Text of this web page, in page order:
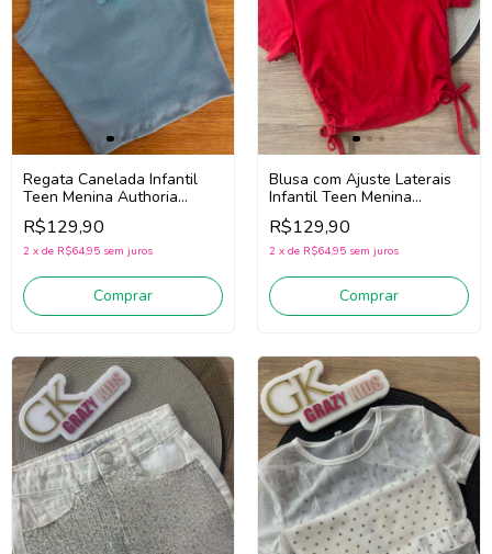
Regata Canelada Infantil
Teen Menina Authoria
R5954 (Azul Turqueza)
R$129,90
2 x de R$64,95 sem juros
Comprar
Blusa com Ajuste Laterais
Infantil Teen Menina
Authoria R4468 (Vermelho)
R$129,90
2 x de R$64,95 sem juros
Comprar